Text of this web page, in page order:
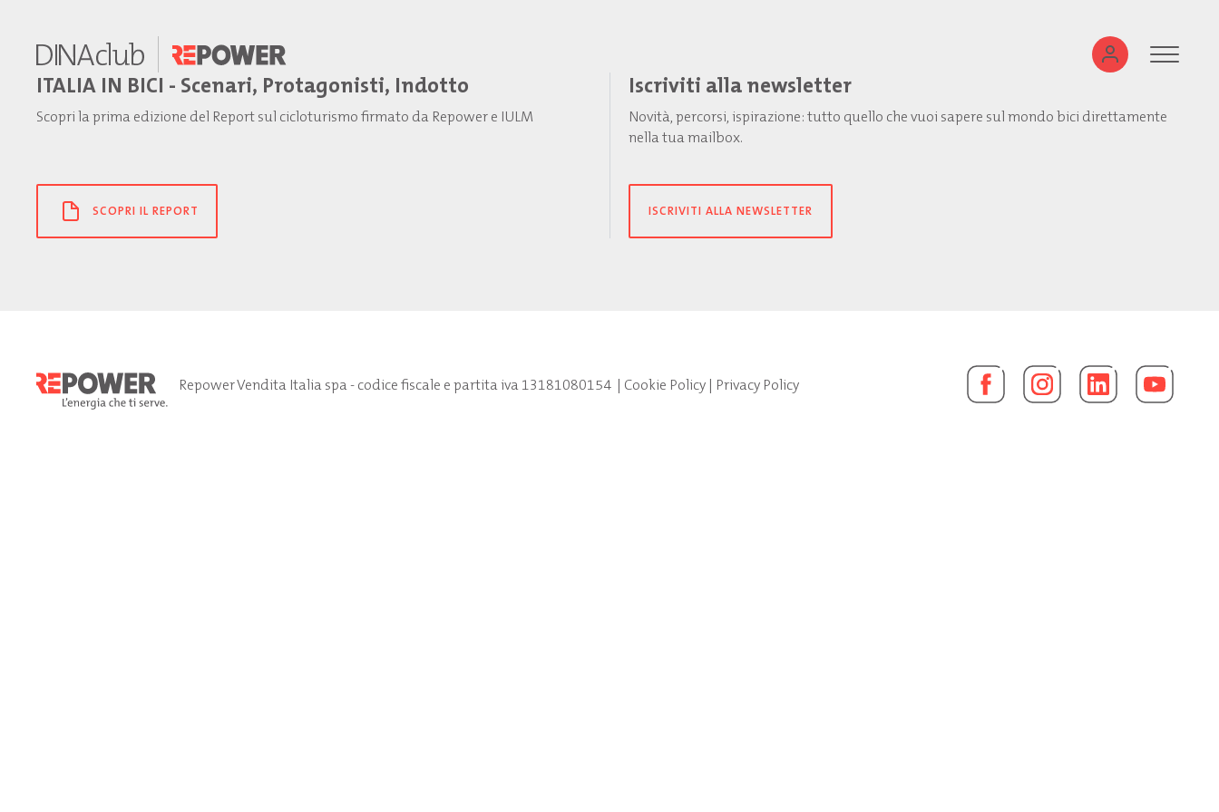
ITALIA IN BICI - Scenari, Protagonisti, Indotto
Scopri la prima edizione del Report sul cicloturismo firmato da Repower e IULM
SCOPRI IL REPORT
Iscriviti alla newsletter
Novità, percorsi, ispirazione: tutto quello che vuoi sapere sul mondo bici direttamente
nella tua mailbox.
ISCRIVITI ALLA NEWSLETTER
Repower Vendita Italia spa - codice fiscale e partita iva 13181080154| Cookie Policy| Privacy Policy